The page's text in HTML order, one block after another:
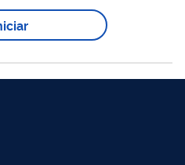
de projetos de
Secretaria de Fomento,
conforme a ...